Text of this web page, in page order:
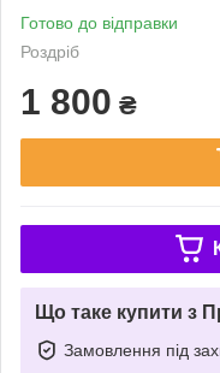
Готово до відправки
Роздріб
1 800 ₴
Що таке купити з
Замовлення під